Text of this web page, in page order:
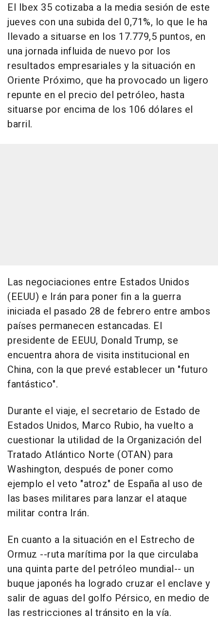
El Ibex 35 cotizaba a la media sesión de este
jueves con una subida del 0,71%, lo que le ha
llevado a situarse en los 17.779,5 puntos, en
una jornada influida de nuevo por los
resultados empresariales y la situación en
Oriente Próximo, que ha provocado un ligero
repunte en el precio del petróleo, hasta
situarse por encima de los 106 dólares el
barril.
Las negociaciones entre Estados Unidos
(EEUU) e Irán para poner fin a la guerra
iniciada el pasado 28 de febrero entre ambos
países permanecen estancadas. El
presidente de EEUU, Donald Trump, se
encuentra ahora de visita institucional en
China, con la que prevé establecer un "futuro
fantástico".
Durante el viaje, el secretario de Estado de
Estados Unidos, Marco Rubio, ha vuelto a
cuestionar la utilidad de la Organización del
Tratado Atlántico Norte (OTAN) para
Washington, después de poner como
ejemplo el veto "atroz" de España al uso de
las bases militares para lanzar el ataque
militar contra Irán.
En cuanto a la situación en el Estrecho de
Ormuz --ruta marítima por la que circulaba
una quinta parte del petróleo mundial-- un
buque japonés ha logrado cruzar el enclave y
salir de aguas del golfo Pérsico, en medio de
las restricciones al tránsito en la vía.